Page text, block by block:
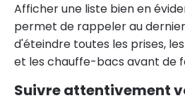
Afficher une liste bien en
permet de rappeler au
d'éteindre toutes les prises,
et les chauffe-bacs avant de
Suivre attentivement